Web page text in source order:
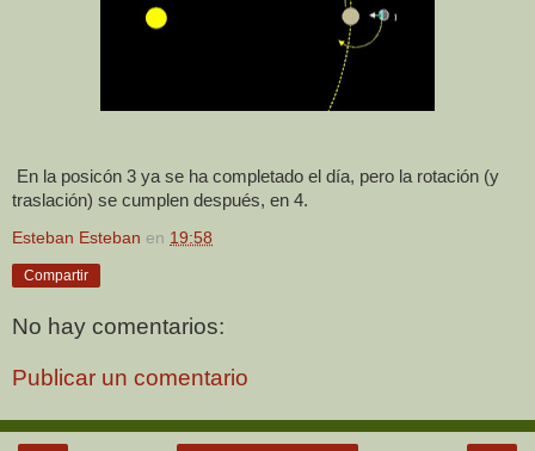
En la posicón 3 ya se ha completado el día, pero la rotación (y
traslación) se cumplen después, en 4.
Esteban Esteban en 19:58
Compartir
No hay comentarios:
Publicar un comentario